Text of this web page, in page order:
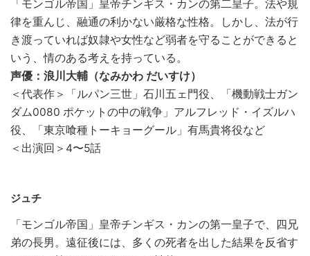
「モンゴル帝国」皇帝チンギス・カンの第二皇子。法や規
律を重んじ、融通の利かない厳格な性格。しかし、法が行
き渡っていれば奴隷や女性など弱者を守ることができると
いう、情のある考えを持っている。
声優：浪川大輔（なみかわ だいすけ）
＜代表作＞「ルパン三世」石川五ェ門役、「機動戦士ガン
ダム0080 ポケットの中の戦争」アルフレッド・イズルハ
役、「東京喰種トーキョーグール」有馬貴将役など
＜出演回＞4〜5話
ジュチ
「モンゴル帝国」皇帝チンギス・カンの第一皇子で、四兄
弟の長男。遠征後には、多くの死者を出した結果を反省す